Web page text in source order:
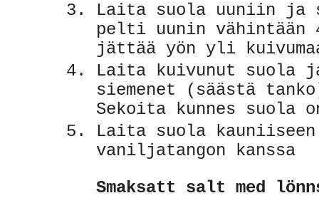
Laita suola uuniin ja
pelti uunin
jättää yön yli
Laita kuivunut suola
siemenet (säästä
Sekoita kunnes suola
Laita suola
vaniljatangon kanssa
Smaksatt salt med